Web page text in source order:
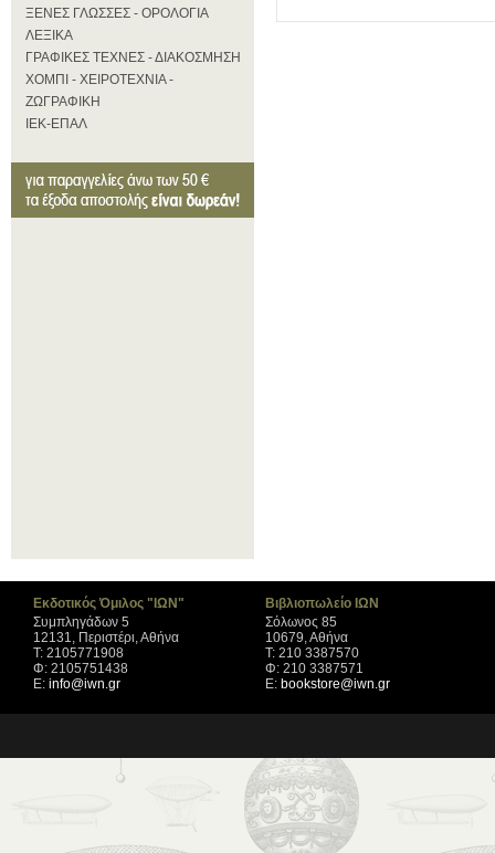
ΞΕΝΕΣ ΓΛΩΣΣΕΣ - ΟΡΟΛΟΓΙΑ
ΛΕΞΙΚΑ
ΓΡΑΦΙΚΕΣ ΤΕΧΝΕΣ - ΔΙΑΚΟΣΜΗΣΗ
ΧΟΜΠΙ - ΧΕΙΡΟΤΕΧΝΙΑ -
ΖΩΓΡΑΦΙΚΗ
ΙΕΚ-ΕΠΑΛ
Εκδοτικός Όμιλος "ΙΩΝ"
Συμπληγάδων 5
12131, Περιστέρι, Αθήνα
Τ: 2105771908
Φ: 2105751438
Ε: info@iwn.gr
Βιβλιοπωλείο ΙΩΝ
Σόλωνος 85
10679, Αθήνα
Τ: 210 3387570
Φ: 210 3387571
Ε: bookstore@iwn.gr